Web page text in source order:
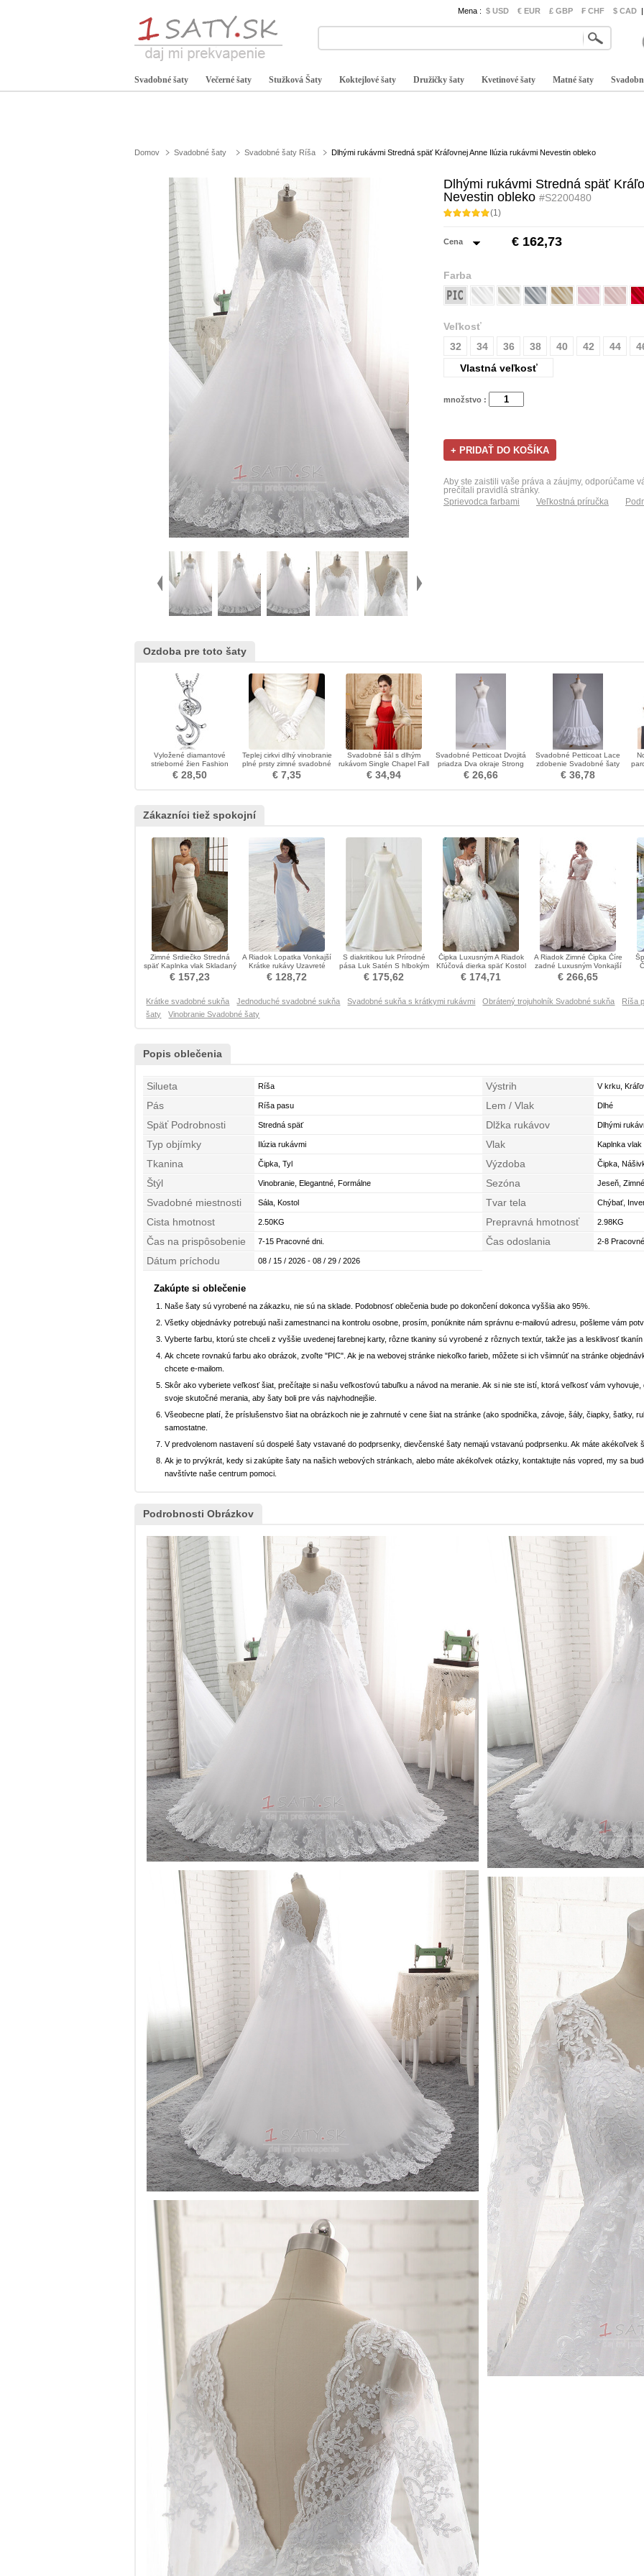
Mena : $ USD € EUR £ GBP ₣ CHF $ CAD |
Svadobné šaty Večerné šaty Stužková Šaty Koktejlové šaty Družičky šaty Kvetinové šaty Matné šaty
Domov Svadobné šaty Svadobné šaty Ríša Dlhými rukávmi Stredná späť Kráľovnej Anne Ilúzia rukávmi Nevestin obleko
Dlhými rukávmi Stredná späť
Nevestin obleko #S2200480
(1)
Cena € 162,73
Farba
Veľkosť
32
34 36 38 40 42 44
Vlastná veľkosť
množstvo :
Aby ste zaistili vaše práva a záujmy, odporúčame
prečítali pravidlá stránky.
Sprievodca farbami
Veľkostná príručka
Ozdoba pre toto šaty
Vyložené diamantové
strieborné žien Fashion
Peacock náhrdelník
€ 28,50
Teplej cirkvi dlhý vinobranie
plné prsty zimné svadobné
rukavice
€ 7,35
Svadobné šál s dlhým
rukávom Single Chapel Fall
Fur
€ 34,94
Svadobné Petticoat Dvojitá
priadza Dva okraje Strong
Net Perimeter Korzet
€ 26,66
Svadobné Petticoat Lace
zdobenie Svadobné šaty
Dlhá polyesterová taftová
€ 36,78
Zákazníci tiež spokojní
Zimné Srdiečko Stredná
späť Kaplnka vlak Skladaný
živôtik Poroka Obleko
€ 157,23
A Riadok Lopatka Vonkajší
Krátke rukávy Uzavreté
rukávy Svadobné šaty
€ 128,72
S diakritikou luk Prírodné
pása Luk Satén S hlbokým
výstrihom Poroka Obleko
€ 175,62
Čipka Luxusným A Riadok
Kľúčová dierka späť Kostol
Nevestin obleko
€ 174,71
A Riadok Zimné Čipka Číre
zadné Luxusným Vonkajší
Poroka Obleko
€ 266,65
Krátke svadobné sukňa Jednoduché svadobné sukňa Svadobné sukňa s krátkymi rukávmi Obrátený trojuholník Svadobné sukňa Ríša
šaty
Vinobranie Svadobné šaty
Popis oblečenia
Silueta Ríša Výstrih V krku,
Pás Ríša pasu Lem / Vlak Dlhé
Späť Podrobnosti Stredná späť Dlžka rukávov Dlhými
Typ objímky Ilúzia rukávmi Vlak Kaplnka vlak
Tkanina Čipka, Tyl Výzdoba Čipka,
Štýl Vinobranie, Elegantné, Formálne Sezóna Jeseň,
Svadobné miestnosti Sála, Kostol Tvar tela Chýbať,
Cista hmotnost 2.50KG Prepravná hmotnosť 2.98KG
Čas na prispôsobenie 7-15 Pracovné dni. Čas odoslania 2-8 Pracovné
Dátum príchodu 08 / 15 / 2026 - 08 / 29 / 2026
Zakúpte si oblečenie
Naše šaty sú vyrobené na zákazku, nie sú na sklade. Podobnosť oblečenia bude po dokončení dokonca vyššia ako 95%.
Všetky objednávky potrebujú naši zamestnanci na kontrolu osobne, prosím, ponúknite nám správnu e-mailovú adresu, pošleme vám
Vyberte farbu, ktorú ste chceli z vyššie uvedenej farebnej karty, rôzne tkaniny sú vyrobené z rôznych textúr, takže jas a lesklivosť
Ak chcete rovnakú farbu ako obrázok, zvoľte "PIC". Ak je na webovej stránke niekoľko farieb, môžete si ich všimnúť na stránke
chcete e-mailom.
Skôr ako vyberiete veľkosť šiat, prečítajte si našu veľkosťovú tabuľku a návod na meranie. Ak si nie ste istí, ktorá veľkosť vám
svoje skutočné merania, aby šaty boli pre vás najvhodnejšie.
Všeobecne platí, že príslušenstvo šiat na obrázkoch nie je zahrnuté v cene šiat na stránke (ako spodnička, závoje, šály, čiapky, šatky,
samostatne.
V predvolenom nastavení sú dospelé šaty vstavané do podprsenky, dievčenské šaty nemajú vstavanú podprsenku. Ak máte akékoľvek
Ak je to prvýkrát, kedy si zakúpite šaty na našich webových stránkach, alebo máte akékoľvek otázky, kontaktujte nás vopred, my sa
navštívte naše centrum pomoci.
Podrobnosti Obrázkov